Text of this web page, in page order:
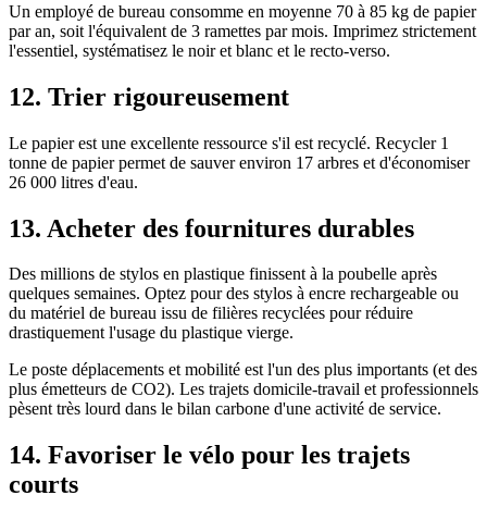
Un employé de bureau consomme en moyenne 70 à 85 kg de papier
par an, soit l'équivalent de 3 ramettes par mois. Imprimez strictement
l'essentiel, systématisez le noir et blanc et le recto-verso.
12. Trier rigoureusement
Le papier est une excellente ressource s'il est recyclé. Recycler 1
tonne de papier permet de sauver environ 17 arbres et d'économiser
26 000 litres d'eau.
13. Acheter des fournitures durables
Des millions de stylos en plastique finissent à la poubelle après
quelques semaines. Optez pour des stylos à encre rechargeable ou
du matériel de bureau issu de filières recyclées pour réduire
drastiquement l'usage du plastique vierge.
Le poste déplacements et mobilité est l'un des plus importants (et des
plus émetteurs de CO2). Les trajets domicile-travail et professionnels
pèsent très lourd dans le bilan carbone d'une activité de service.
14. Favoriser le vélo pour les trajets
courts